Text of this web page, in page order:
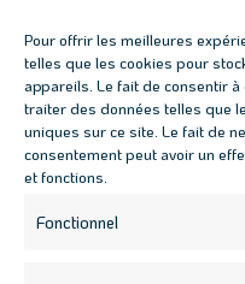
Pour offrir les meilleures
telles que les cookies pour
appareils. Le fait de consentir
traiter des données telles que
uniques sur ce site. Le fait de
consentement peut avoir un
et fonctions.
Fonctionnel
cliquant sur le lien
gratuits